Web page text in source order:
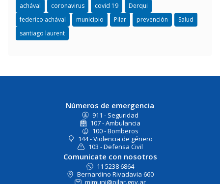
achával coronavirus covid 19
Derqui
federico achával
municipio Pilar prevención
Salud
santiago laurent
Números de emergencia
911 - Seguridad
107 - Ambulancia
100 - Bomberos
144 - Violencia de género
103 - Defensa Civil
Comunicate con nosotros
11 5238 6864
Bernardino Rivadavia 660
mimuni@pilar.gov.ar